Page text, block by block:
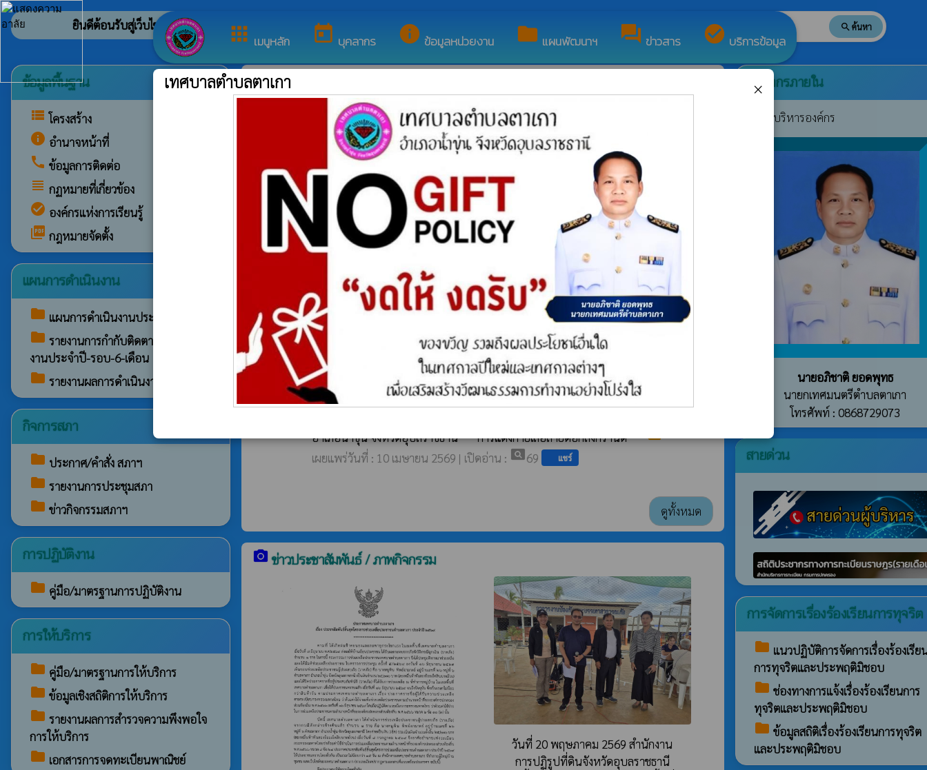
apps เมนูหลัก today บุคลากร info ข้อมูลหน่วยงาน folder แผนพัฒนาฯ forum ข่าวสาร check_circle บริการข้อมูล
ยินดีต้อนรับสู่เว็บไซต์ของ เทศบาลตำบลตาเกา search ค้นหา
ข้อมูลพื้นฐาน
view_list โครงสร้าง
info อำนาจหน้าที่
call ข้อมูลการติดต่อ
view_headline กฏหมายที่เกี่ยวข้อง
check_circle องค์กรแห่งการเรียนรู้
picture_as_pdf กฎหมายจัดตั้ง
แผนการดำเนินงาน
folder แผนการดำเนินงานประจำปี
folder รายงานการกำกับติดตามการดำเนิน
งานประจำปี-รอบ-6-เดือน
folder รายงานผลการดำเนินงานประจำปี
กิจการสภา
folder ประกาศ/คำสั่ง สภาฯ
folder รายงานการประชุมสภา
folder ข่าวกิจกรรมสภาฯ
การปฏิบัติงาน
folder คู่มือ/มาตรฐานการปฏิบัติงาน
การให้บริการ
folder คู่มือ/มาตรฐานการให้บริการ
folder ข้อมูลเชิงสถิติการให้บริการ
folder รายงานผลการสำรวจความพึงพอใจ
การให้บริการ
folder เอกสารการจดทะเบียนพาณิชย์
insert_drive_fileข่าวประชาสัมพันธ์
ประกาศเทศบาลตำบลตาเกา เรื่อง รับสมัครสอบคัดเลือกพนักงานเทศบาลเพื่อแต่งตั้งให้
ดำรงตำแหน่งต่างสายงานในสายงานผู้ปฏิบัติ จากตำแหน่งประเภททั่วไปเป็นตำแหน่ง
ประเภทวิชาการ ระดับ ปฏิบัติการpoll
เผยแพร่วันที่ : 15 กรกฎาคม 2569 | เปิดอ่าน :
ประกาศเทศบาลตำบลตาเกา เรื่องประชาสัมพันธ์สิ้นสุดโครงการช่วยเหลือประชาชน
ตำบลตาเกา ประจำปี 2569poll
เผยแพร่วันที่ : 14 กรกฎาคม 2569 | เปิดอ่าน :
รายงานผลการดำเนินโครงการช่วยเหลือประชาชนตำบลตาเกาประจำปี2569 poll
เผยแพร่วันที่ : 14 กรกฎาคม 2569 | เปิดอ่าน : pageview220 แชร์
แผนการลงพื้นที่ออกฉีดวัคซีนป้องกันโรคพิษสุนัขบ้าประจำปีงบประมาณ 2568 poll
เผยแพร่วันที่ : 29 เมษายน 2569 | เปิดอ่าน :pageview67 แชร์
ขอเรียนเชิญ เข้าร่วมโครงการ สืบสานประเพณีรดน้ำดำหัวเนื่องในโอกาส วันสงกรานต์
ประจำปีงบประมาณ พ.ศ. 2569 ในวันจันทร์ที่ 13 เมษายน 2569 เวลา 07.00 น. เป็นต้น
อำเภอน้ำขุ่น จังหวัดอุบลราชธานี ***การแต่งกายเสื้อลายดอกสงกรานต์***
เผยแพร่วันที่ : 10 เมษายน 2569 | เปิดอ่าน : pageview69 แชร์
ดูทั้งหมด
camera_alt ข่าวประชาสัมพันธ์ / ภาพกิจกรรม
วันที่ 20 พฤษภาคม 2569 สำนักงาน
การปฏิรูปที่ดินจังหวัดอุบลราชธานี
บุคลากรภายใน
ผู้บริหารองค์กร
นายอภิชาติ ยอดพุทธ
นายกเทศมนตรีตำบลตาเกา
โทรศัพท์ : 0868729073
สายด่วน
การจัดการเรื่องร้องเรียนการทุจริต
folder แนวปฏิบัติการจัดการเรื่องร้องเรีย
การทุจริตและประพฤติมิชอบ
folder ช่องทางการแจ้งเรื่องร้องเรียนการ
ทุจริตและประพฤติมิชอบ
folder ข้อมูลสถิติเรื่องร้องเรียนการทุจริต
และประพฤติมิชอบ
×
เทศบาลตำบลตาเกา